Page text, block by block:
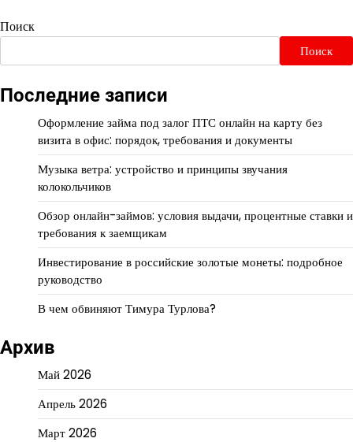
Поиск
Поиск
Последние записи
Оформление займа под залог ПТС онлайн на карту без
визита в офис: порядок, требования и документы
Музыка ветра: устройство и принципы звучания
колокольчиков
Обзор онлайн-займов: условия выдачи, процентные ставки и
требования к заемщикам
Инвестирование в российские золотые монеты: подробное
руководство
В чем обвиняют Тимура Турлова?
Архив
Май 2026
Апрель 2026
Март 2026